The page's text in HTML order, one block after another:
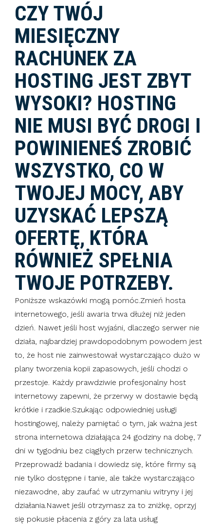
CZY TWÓJ
MIESIĘCZNY
RACHUNEK ZA
HOSTING JEST ZBYT
WYSOKI? HOSTING
NIE MUSI BYĆ DROGI I
POWINIENEŚ ZROBIĆ
WSZYSTKO, CO W
TWOJEJ MOCY, ABY
UZYSKAĆ LEPSZĄ
OFERTĘ, KTÓRA
RÓWNIEŻ SPEŁNIA
TWOJE POTRZEBY.
Poniższe wskazówki mogą pomóc.Zmień hosta
internetowego, jeśli awaria trwa dłużej niż jeden
dzień. Nawet jeśli host wyjaśni, dlaczego serwer nie
działa, najbardziej prawdopodobnym powodem jest
to, że host nie zainwestował wystarczająco dużo w
plany tworzenia kopii zapasowych, jeśli chodzi o
przestoje. Każdy prawdziwie profesjonalny host
internetowy zapewni, że przerwy w dostawie będą
krótkie i rzadkie.Szukając odpowiedniej usługi
hostingowej, należy pamiętać o tym, jak ważna jest
strona internetowa działająca 24 godziny na dobę, 7
dni w tygodniu bez ciągłych przerw technicznych.
Przeprowadź badania i dowiedz się, które firmy są
nie tylko dostępne i tanie, ale także wystarczająco
niezawodne, aby zaufać w utrzymaniu witryny i jej
działania.Nawet jeśli otrzymasz za to zniżkę, oprzyj
się pokusie płacenia z góry za lata usług